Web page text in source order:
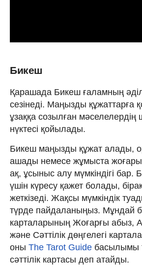
Бикеш
Қарашада Бикеш ғаламның
сезінеді. Маңызды құжаттарға
ұзаққа созылған
нүктесі қойылады.
Бикеш маңызды құжат алады,
ашады немесе жұмыста
ақ, ұсыныс алу мүмкіндігі бар.
үшін күресу қажет болады,
жеткізеді. Жақсы мүмкіндік
түрде пайдаланыңыз. Мұндай
карталарының Жоғарғы абыз,
және Сәттілік дөңгелегі
оны The Tarot Guide басылымы
сәттілік картасы деп атайды.